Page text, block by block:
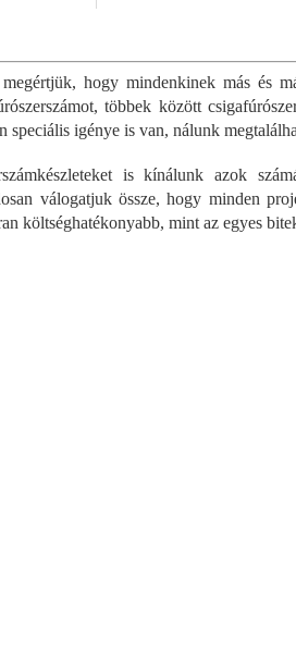
megértjük, hogy mindenkinek más és
többek között
speciális igénye is van, nálunk
is kínálunk azok
válogatjuk össze, hogy minden
költséghatékonyabb, mint az egyes